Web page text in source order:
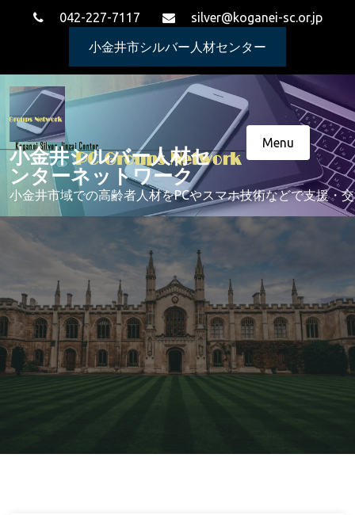
042-227-7117 silver@koganei-sc.or.jp
小金井市シルバー人材センター
小金井シルバー人材セ
ンターネットワーク
小金井市域での高齢者人材をPCやスマホ技術などで支援・
Menu